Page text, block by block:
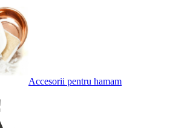
Accesorii pentru hamam